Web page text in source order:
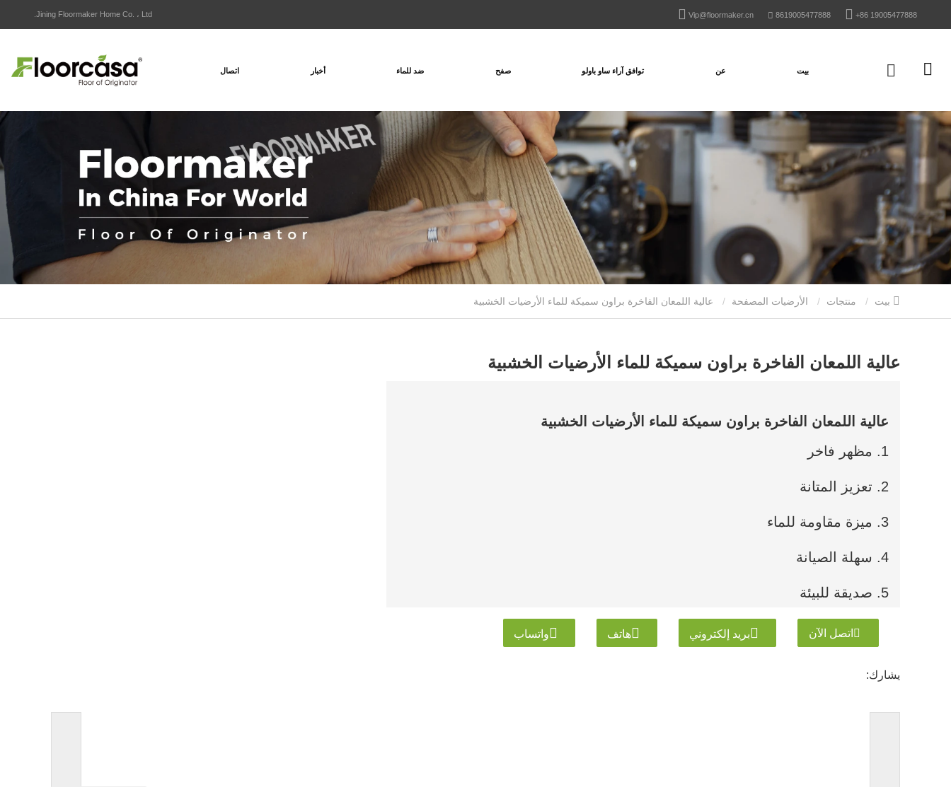
Jining Floormaker Home Co. ، Ltd. +86 19005477888
8619005477888
Vip@floormaker.cn
بيت عن توافق آراء ساو باولو صفح ضد للماء أخبار اتصال
منتجات الأرضيات المصفحة
عالية اللمعان الفاخرة براون سميكة للماء الأرضيات الخشبية
عالية اللمعان الفاخرة براون سميكة للماء الأرضيات الخشبية
1. مظهر فاخر
2. تعزيز المتانة
3. ميزة مقاومة للماء
4. سهلة الصيانة
5. صديقة للبيئة
اتصل الآن بريد إلكتروني هاتف واتساب
يشارك: